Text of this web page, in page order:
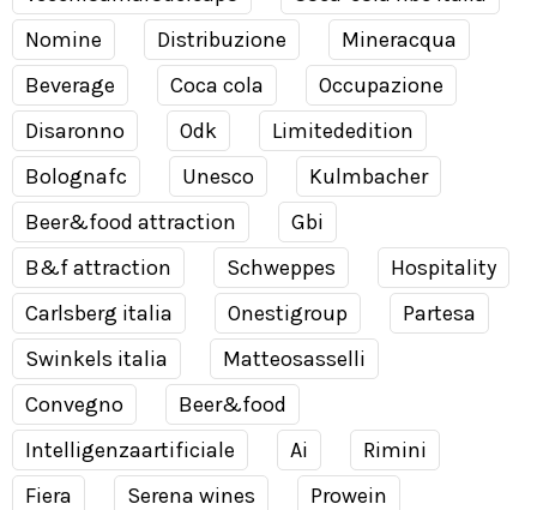
Nomine
Distribuzione
Mineracqua
Beverage
Coca cola
Occupazione
Disaronno
Odk
Limitededition
Bolognafc
Unesco
Kulmbacher
Beer&food attraction
Gbi
B&f attraction
Schweppes
Hospitality
Carlsberg italia
Onestigroup
Partesa
Swinkels italia
Matteosasselli
Convegno
Beer&food
Intelligenzaartificiale
Ai
Rimini
Fiera
Serena wines
Prowein